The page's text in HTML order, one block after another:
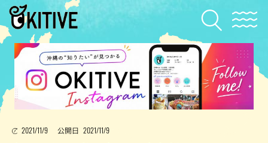
2021/11/9 公開日 2021/11/9